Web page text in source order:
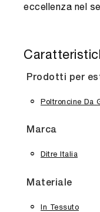
eccellenza nel
Prodotti per
Poltroncine Da
Marca
Ditre Italia
Materiale
In Tessuto